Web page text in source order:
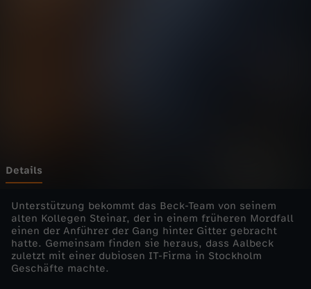
k
-
E
i
Details
Unterstützung bekommt das Beck-Team von seinem
alten Kollegen Steinar, der in einem früheren Mordfall
einen der Anführer der Gang hinter Gitter gebracht
hatte. Gemeinsam finden sie heraus, dass Aalbeck
zuletzt mit einer dubiosen IT-Firma in Stockholm
Geschäfte machte.